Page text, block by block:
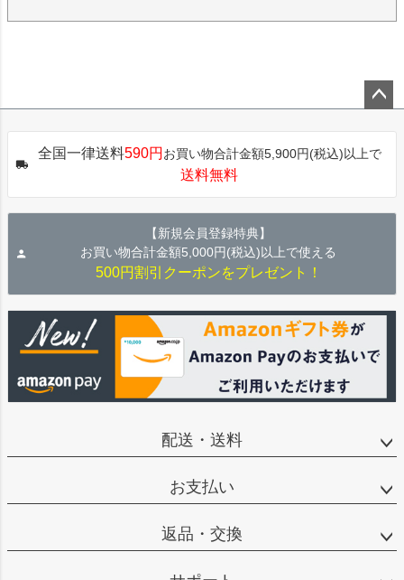
ップ
全国一律送料590円 お買い物合計金額5,900円(税込)以上で
送料無料
【新規会員登録特典】
お買い物合計金額5,000円(税込)以上で使える
500円割引クーポンをプレゼント！
配送・送料
お支払い
返品・交換